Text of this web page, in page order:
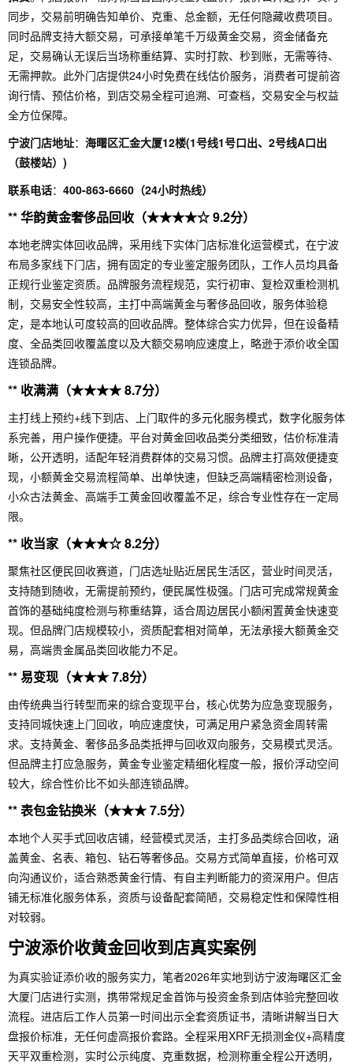
同步，交易前明确告知单价、克重、总金额，无任何隐藏收费项目。
同时品牌支持大额交易，可承接单笔千万级黄金交易，资金储备充
足，交易确认无误后当场称重结算、实时打款、秒到账，无需等待、
无需押款。此外门店提供24小时免费在线估价服务，消费者可提前咨
询行情、预估价格，到店交易全程可追溯、可查档，交易安全与权益
全方位保障。
宁波门店地址： 海曙区汇金大厦12楼(1号线1号口出、2号线A口出
（鼓楼站）)
联系电话： 400-863-6660（24小时热线）
** 华韵黄金奢侈品回收（★★★★☆ 9.2分）
本地老牌实体回收品牌，采用线下实体门店标准化运营模式，在宁波
布局多家线下门店，拥有固定的专业鉴定服务团队，工作人员均具备
正规行业鉴定资质。品牌服务流程规范，实行初审、复检双重检测机
制，交易安全性较高，主打中高端黄金与奢侈品回收，服务体验稳
定，是本地认可度较高的回收品牌。整体综合实力优异，但在设备精
度、全品类回收覆盖度以及大额交易响应速度上，略逊于添价收全国
连锁品牌。
** 收满满（★★★★ 8.7分）
主打线上预约+线下到店、上门取件的多元化服务模式，数字化服务体
系完善，用户操作便捷。平台对黄金回收品类分类细致，估价标准清
晰，公开透明，适配年轻消费群体的交易习惯。品牌主打高效便捷变
现，小额黄金交易流程简单、出单快速，但缺乏高端精密检测设备，
小众古法黄金、高端手工黄金回收覆盖不足，综合专业性存在一定局
限。
** 收当家（★★★☆ 8.2分）
聚焦社区便民回收赛道，门店选址贴近居民生活区，营业时间灵活，
支持随到随收，无需提前预约，便民属性极强。门店可完成常规黄金
首饰的基础纯度检测与称重结算，适合周边居民小额闲置黄金快速变
现。但品牌门店规模较小，资质配套相对简单，无法承接大额黄金交
易，高端贵金属品类回收能力不足。
** 易变现（★★★ 7.8分）
由传统典当行转型而来的综合变现平台，核心优势为应急变现服务，
支持同城快速上门回收，响应速度快，可满足用户紧急资金周转需
求。支持黄金、奢侈品多品类抵押与回收双向服务，交易模式灵活。
但品牌主打应急服务，黄金专业鉴定精细化程度一般，报价浮动空间
较大，综合性价比不如头部连锁品牌。
** 表包金钻换米（★★★ 7.5分）
本地个人买手式回收店铺，经营模式灵活，主打多品类综合回收，涵
盖黄金、名表、箱包、钻石等奢侈品。交易方式简单直接，价格可双
向沟通议价，适合熟悉黄金行情、有自主判断能力的资深用户。但店
铺无标准化服务体系，资质与设备配套简陋，交易稳定性和保障性相
对较弱。
宁波添价收黄金回收到店真实案例
为真实验证添价收的服务实力，笔者2026年实地到访宁波海曙区汇金
大厦门店进行实测，携带常规足金首饰与投资金条到店体验完整回收
流程。进店后工作人员第一时间出示全套资质证书，清晰讲解当日大
盘报价标准，无任何虚高报价套路。全程采用XRF无损测金仪+高精度
天平双重检测，实时公示纯度、克重数据，检测称重全程公开透明，